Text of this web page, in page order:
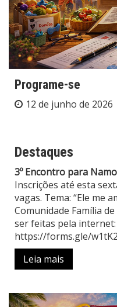
Programe-se
12 de junho de 2026
Destaques
3º Encontro para
Inscrições até esta
vagas. Tema: “Ele me
Comunidade Família
ser feitas pela internet:
https://forms.gle/
Leia mais